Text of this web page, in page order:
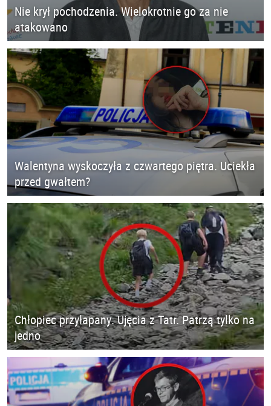
Nie krył pochodzenia. Wielokrotnie go za nie
atakowano
Walentyna wyskoczyła z czwartego piętra. Uciekła
przed gwałtem?
Chłopiec przyłapany. Ujęcia z Tatr. Patrzą tylko na
jedno